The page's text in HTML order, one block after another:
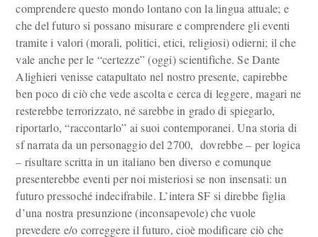
comprendere questo mondo lontano con la lingua attuale; e
che del futuro si possano misurare e comprendere gli eventi
tramite i valori (morali, politici, etici, religiosi) odierni; il che
vale anche per le “certezze” (oggi) scientifiche. Se Dante
Alighieri venisse catapultato nel nostro presente, capirebbe
ben poco di ciò che vede ascolta e cerca di leggere, magari ne
resterebbe terrorizzato, né sarebbe in grado di spiegarlo,
riportarlo, “raccontarlo” ai suoi contemporanei. Una storia di
sf narrata da un personaggio del 2700, dovrebbe – per logica
– risultare scritta in un italiano ben diverso e comunque
presenterebbe eventi per noi misteriosi se non insensati: un
futuro pressoché indecifrabile. L’intera SF si direbbe figlia
d’una nostra presunzione (inconsapevole) che vuole
prevedere e/o correggere il futuro, cioè modificare ciò che